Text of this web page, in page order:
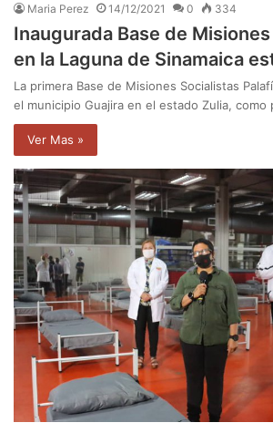
Maria Perez 14/12/2021 0 334
Inaugurada Base de
en la Laguna de Sinamaica
La primera Base de Misiones Socialistas
el municipio Guajira en el estado Zulia,
Ver Mas »